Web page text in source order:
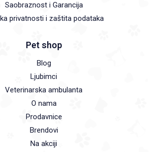
Saobraznost i Garancija
privatnosti i zaštita podataka
Pet shop
Blog
Ljubimci
Veterinarska ambulanta
O nama
Prodavnice
Brendovi
Na akciji